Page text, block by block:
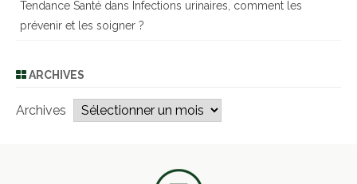
Tendance Santé dans Infections urinaires, comment les
prévenir et les soigner ?
ARCHIVES
Archives